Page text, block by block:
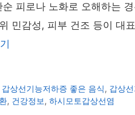
피로나 노화로 오해하는
민감성, 피부 건조 등이 대
갑상선기능저하증 좋은 음식, 갑상
, 건강정보, 하시모토갑상선염